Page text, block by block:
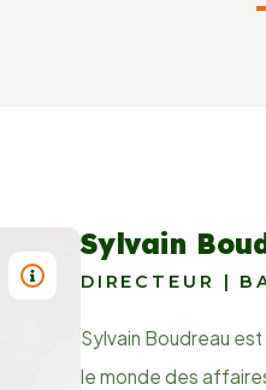
TITRE : SYLVAIN
Sylvain
DIRECTEUR |
Sylvain Boudreau
le monde des